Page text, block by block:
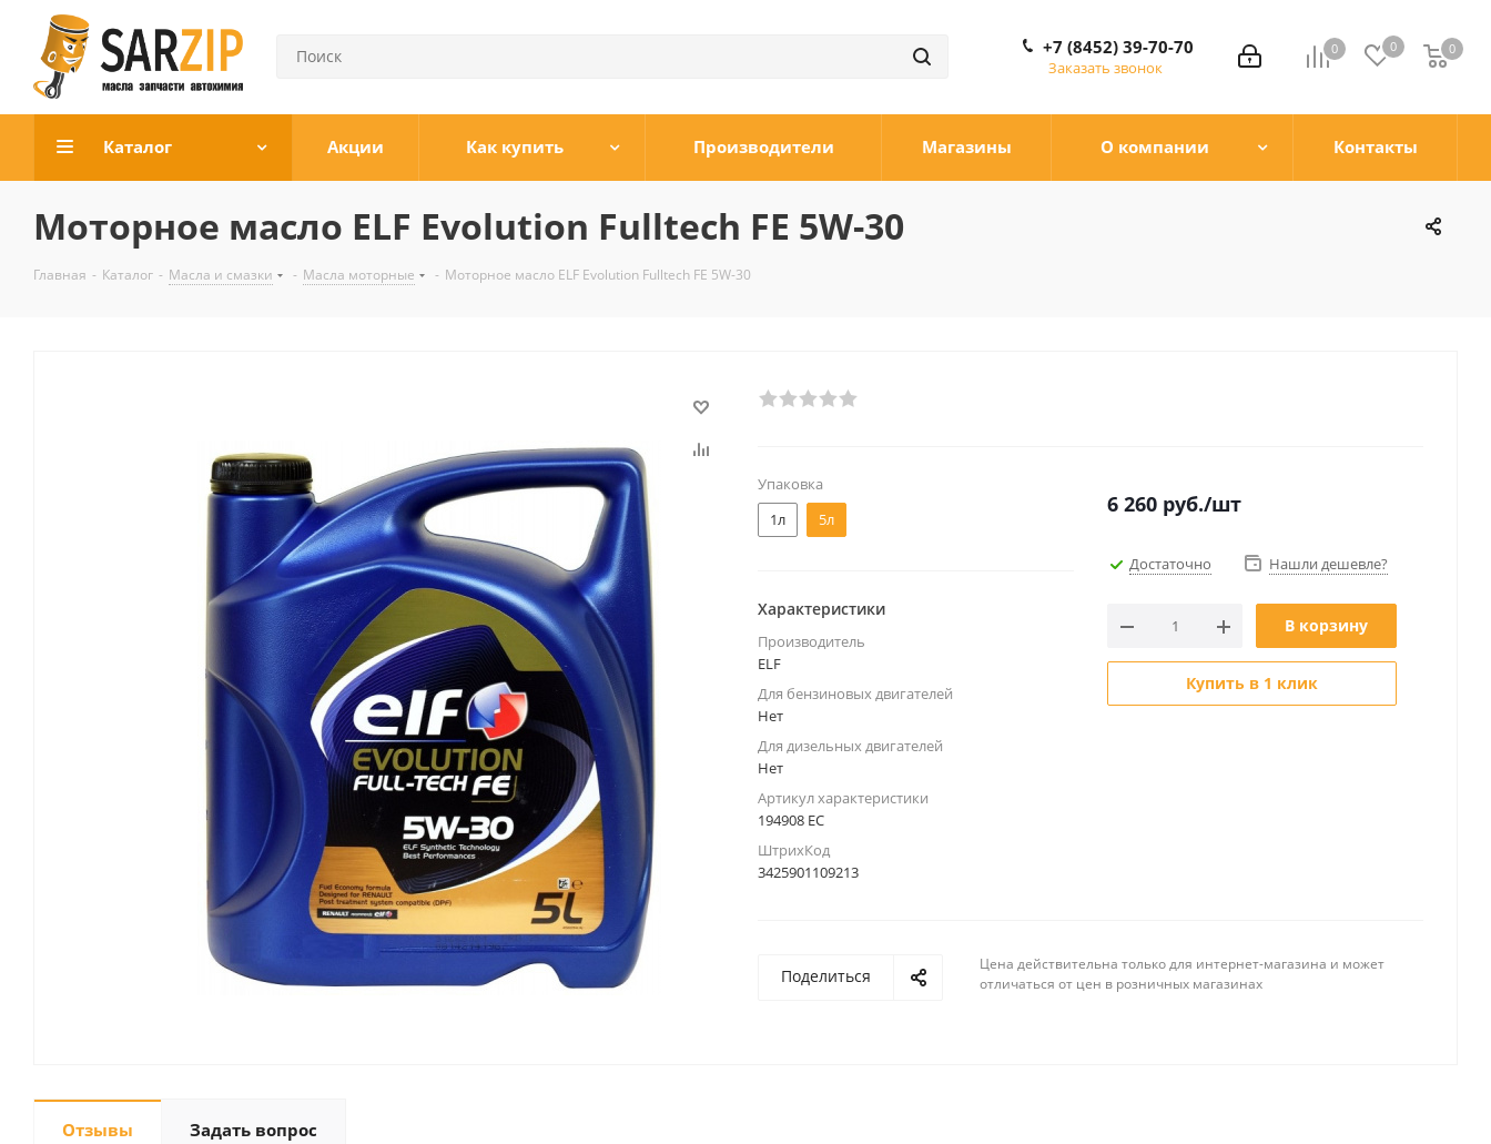
0 0 0
0
+7 (8452) 39-70-70
Заказать звонок
Каталог Акции Как купить Производители Магазины О компании Контакты
Моторное масло ELF Evolution Fulltech FE 5W-30
Главная - Каталог - Масла и смазки - Масла моторные - Моторное масло ELF Evolution Fulltech FE 5W-30
Упаковка
1л
5л
Характеристики
Производитель
ELF
Для бензиновых двигателей
Нет
Для дизельных двигателей
Нет
Артикул характеристики
194908 EC
ШтрихКод
3425901109213
6 260 руб./шт
Достаточно Нашли дешевле?
В корзину
Купить в 1 клик
Поделиться
Цена действительна только для интернет-магазина и может
отличаться от цен в розничных магазинах
Отзывы Задать вопрос